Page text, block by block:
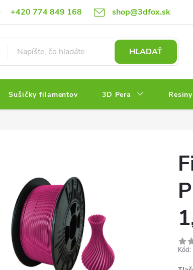
+420 774 849 168 shop@3dfox.sk
Podmienky ochrany osobných údajov
HĽADAŤ
Sušičky filamentov 3D Pera Resiny
Kód: